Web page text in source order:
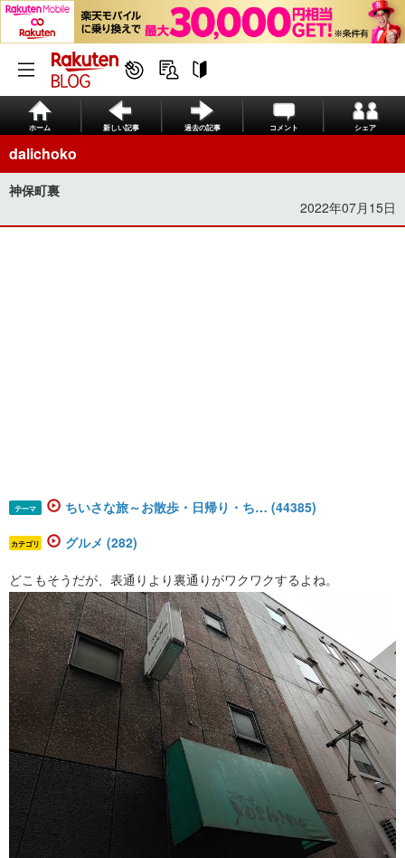
ホーム 新しい記事 過去の記事 コメント シェア
dalichoko
神保町裏
2022年07月15日
テーマ ちいさな旅～お散歩・日帰り・ち… (44385)
カテゴリ グルメ (282)
どこもそうだが、表通りより裏通りがワクワクするよね。